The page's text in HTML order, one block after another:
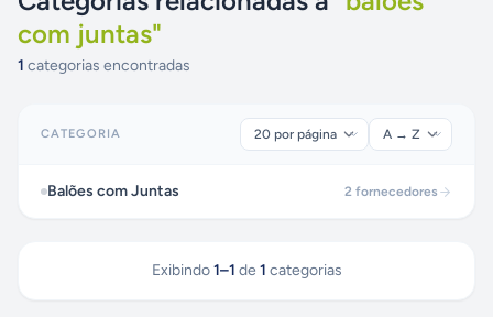
com juntas"
1 categorias encontradas
CATEGORIA
Balões com Juntas 2 fornecedores
Exibindo 1–1 de 1 categorias